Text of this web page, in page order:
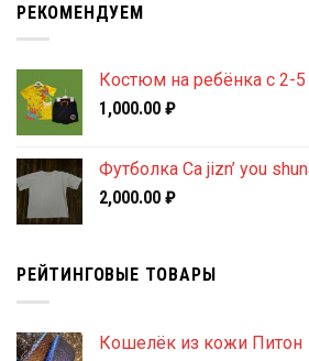
РЕКОМЕНДУЕМ
Костюм на ребёнка с 2-5
1,000.00 ₽
Футболка Ca jizn’ you
2,000.00 ₽
РЕЙТИНГОВЫЕ ТОВАРЫ
Кошелёк из кожи Питон